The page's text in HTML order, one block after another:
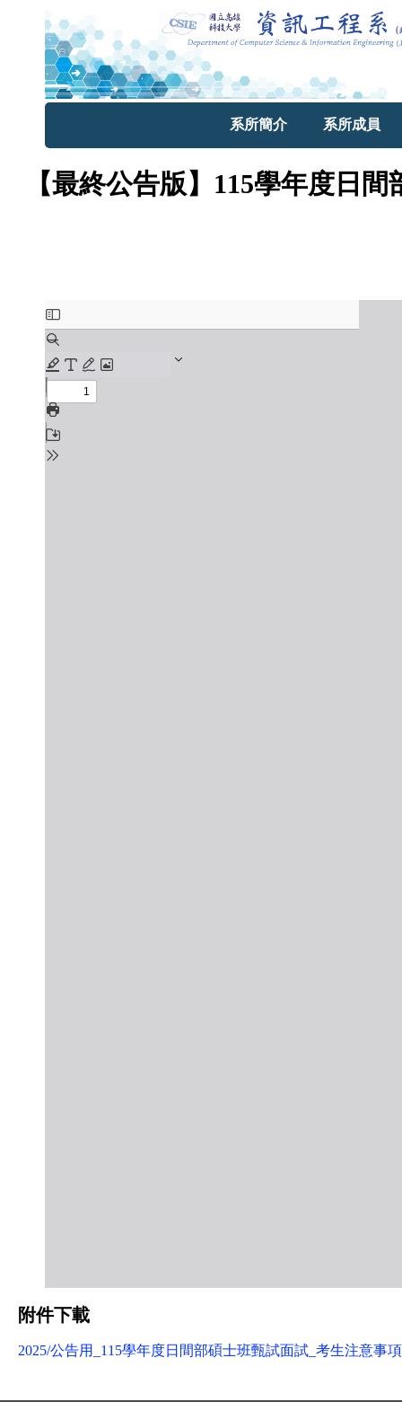
系所簡介 系所成員
【最終公告版】115學年度日
附件下載
2025/公告用_115學年度日間部碩士班甄試面試_考生注意事